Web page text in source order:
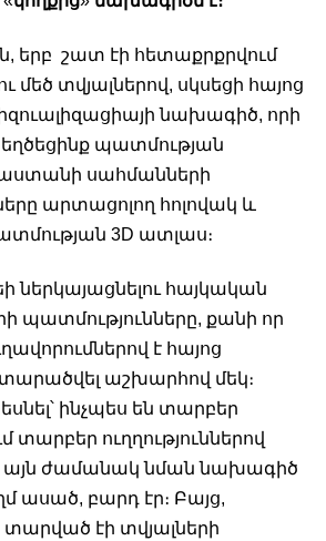
երբ  շատ էի հետաքրքրվում
մեծ տվյալներով, սկսեցի հայոց
նախագիծ, որի
պատմության
սահմանների
արտացոլող հոլովակ և
3D ատլաս։
ներկայացնելու հայկական
պատմությունները, քանի որ
է հայոց
աշխարհով մեկ։
ինչպես են տարբեր
ուղղություններով
այն ժամանակ նման նախագիծ
ասած, բարդ էր։ Բայց,
տարված էի տվյալների